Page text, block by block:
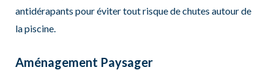
antidérapants pour éviter tout risque de chutes autour de
la piscine.
Aménagement Paysager